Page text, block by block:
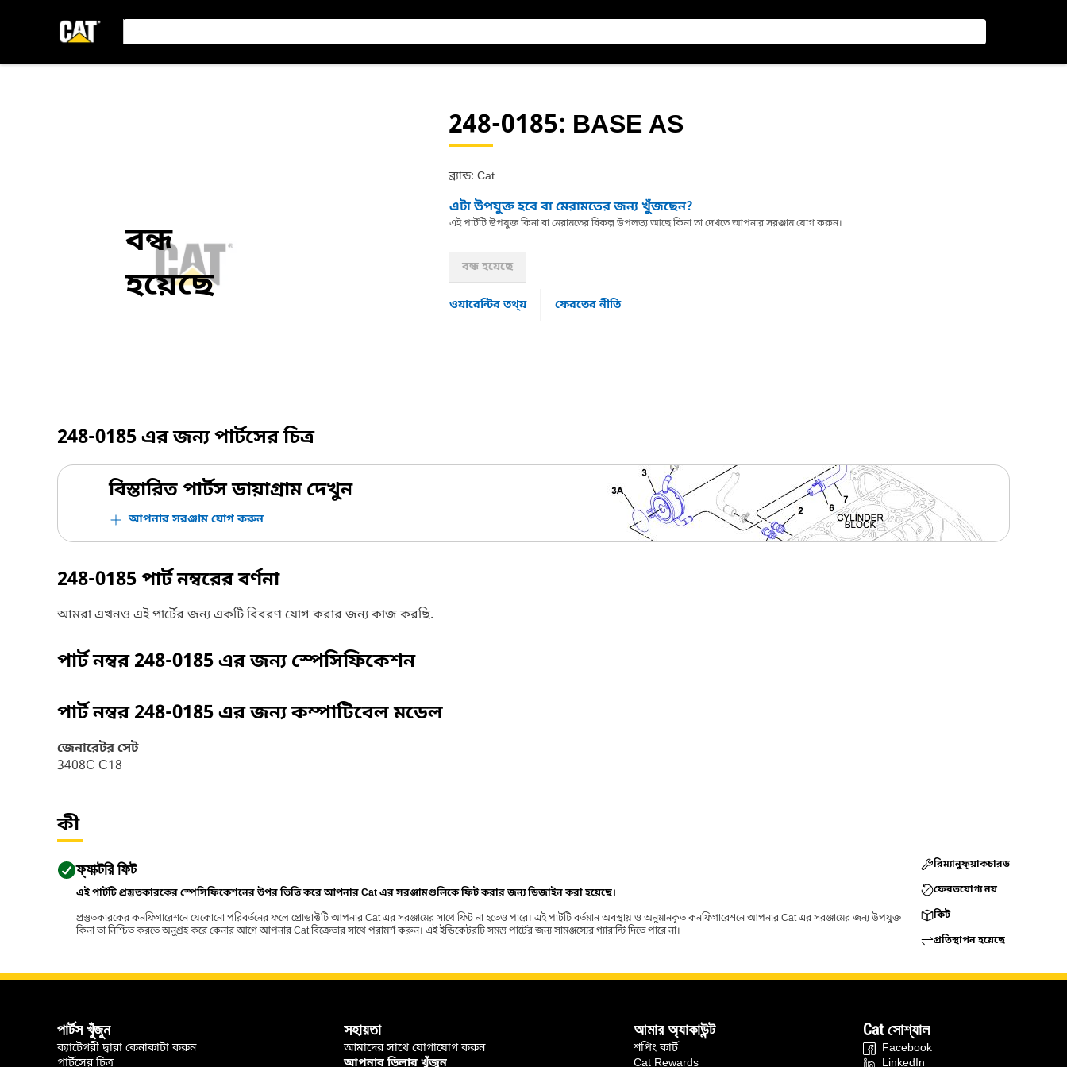
বন্ধ
হয়েছে
248-0185: BASE AS
ব্র্যান্ড: Cat
এটা উপযুক্ত হবে বা মেরামতের জন্য খুঁজছেন?
এই পার্টটি উপযুক্ত কিনা বা মেরামতের বিকল্প উপলভ্য আছে কিনা তা দেখতে আপনার সরঞ্জাম যোগ করুন।
বন্ধ হয়েছে
ওয়ারেন্টির তথ্য় ফেরতের নীতি
248-0185এর জন্য পার্টসের চিত্র
বিস্তারিত পার্টস ডায়াগ্রাম দেখুন
আপনার সরঞ্জাম যোগ করুন
248-0185পার্ট নম্বরের বর্ণনা
আমরা এখনও এই পার্টের জন্য একটি বিবরণ যোগ করার জন্য কাজ করছি.
পার্ট নম্বর248-0185এর জন্য স্পেসিফিকেশন
পার্ট নম্বর248-0185এর জন্য কম্পাটিবেল মডেল
জেনারেটর সেট
3408C C18
কী
ফ্যাক্টরি ফিট
এই পার্টটি প্রস্তুতকারকের স্পেসিফিকেশনের উপর ভিত্তি করে আপনার Cat এর সরঞ্জামগুলিকে ফিট করার জন্য ডিজাইন করা হয়েছে।
প্রস্তুতকারকের কনফিগারেশনে যেকোনো পরিবর্তনের ফলে প্রোডাক্টটি আপনার Cat এর সরঞ্জামের সাথে ফিট না হতেও পারে। এই পার্টটি বর্তমান অবস্থায় ও অনুমানকৃত কনফিগারেশনে আপনার Cat এর সরঞ্জামের জন্য উপযুক্ত
কিনা তা নিশ্চিত করতে অনুগ্রহ করে কেনার আগে আপনার Cat বিক্রেতার সাথে পরামর্শ করুন। এই ইন্ডিকেটরটি সমস্ত পার্টের জন্য সামঞ্জস্যের গ্যারান্টি দিতে পারে না।
রিম্যানুফ্য়াকচারড
ফেরতযোগ্য নয়
কিট
প্রতিস্থাপন হয়েছে
পার্টস খুঁজুন
ক্যাটেগরী দ্বারা কেনাকাটা করুন
পার্টসের চিত্র
সহায়তা
আমাদের সাথে যোগাযোগ করুন
আপনার ডিলার খুঁজুন
আমার অ্যাকাউন্ট
শপিং কার্ট
Cat Rewards
Cat সোশ্যাল
Facebook
LinkedIn